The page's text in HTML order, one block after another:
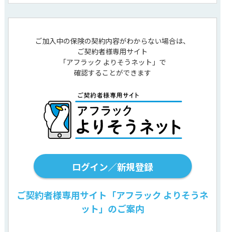
ご加入中の保険の契約内容がわからない場合は、
ご契約者様専用サイト
「アフラック よりそうネット」で
確認することができます
ログイン／新規登録
ご契約者様専用サイト「アフラック よりそうネ
ット」のご案内